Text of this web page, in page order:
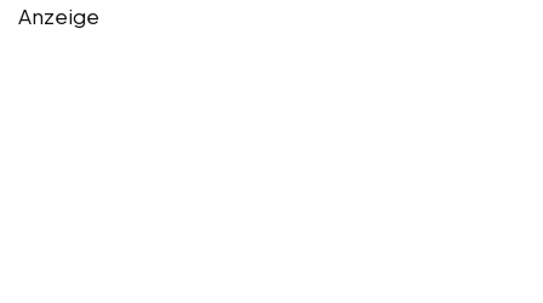
Anzeige